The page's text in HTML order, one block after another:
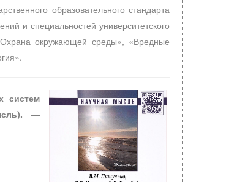
образовательного стандарта
и специальностей университетского
окружающей среды», «Вредные
систем
—